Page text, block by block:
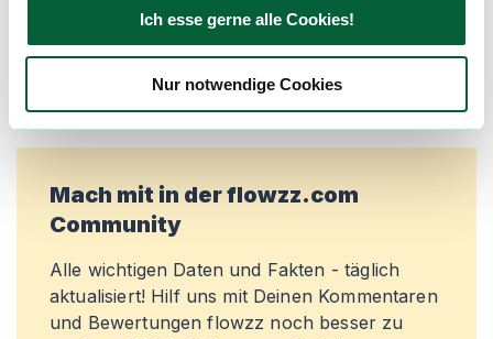
Ich esse gerne alle Cookies!
Nur notwendige Cookies
Produktbewertungen zuFire OG
0,0 (0)
mehr laden
Mach mit in der flowzz.com
Community
Alle wichtigen Daten und Fakten - täglich
aktualisiert! Hilf uns mit Deinen Kommentaren
und Bewertungen flowzz noch besser zu